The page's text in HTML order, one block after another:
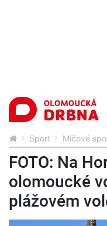
Sport Míčové
FOTO: Na
olomoucké
plážovém